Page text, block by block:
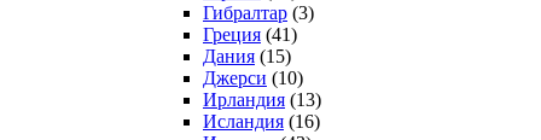
Гибралтар (3)
Греция (41)
Дания (15)
Джерси (10)
Ирландия (13)
Исландия (16)